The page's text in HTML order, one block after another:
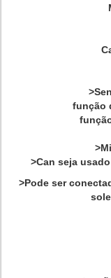
>
função
>Can seja
>Pode ser